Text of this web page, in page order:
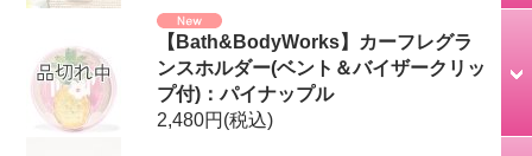
【Bath&BodyWorks】カーフレグラ
ンスホルダー(ベント＆バイザークリッ
プ付)：パイナップル
2,480円(税込)